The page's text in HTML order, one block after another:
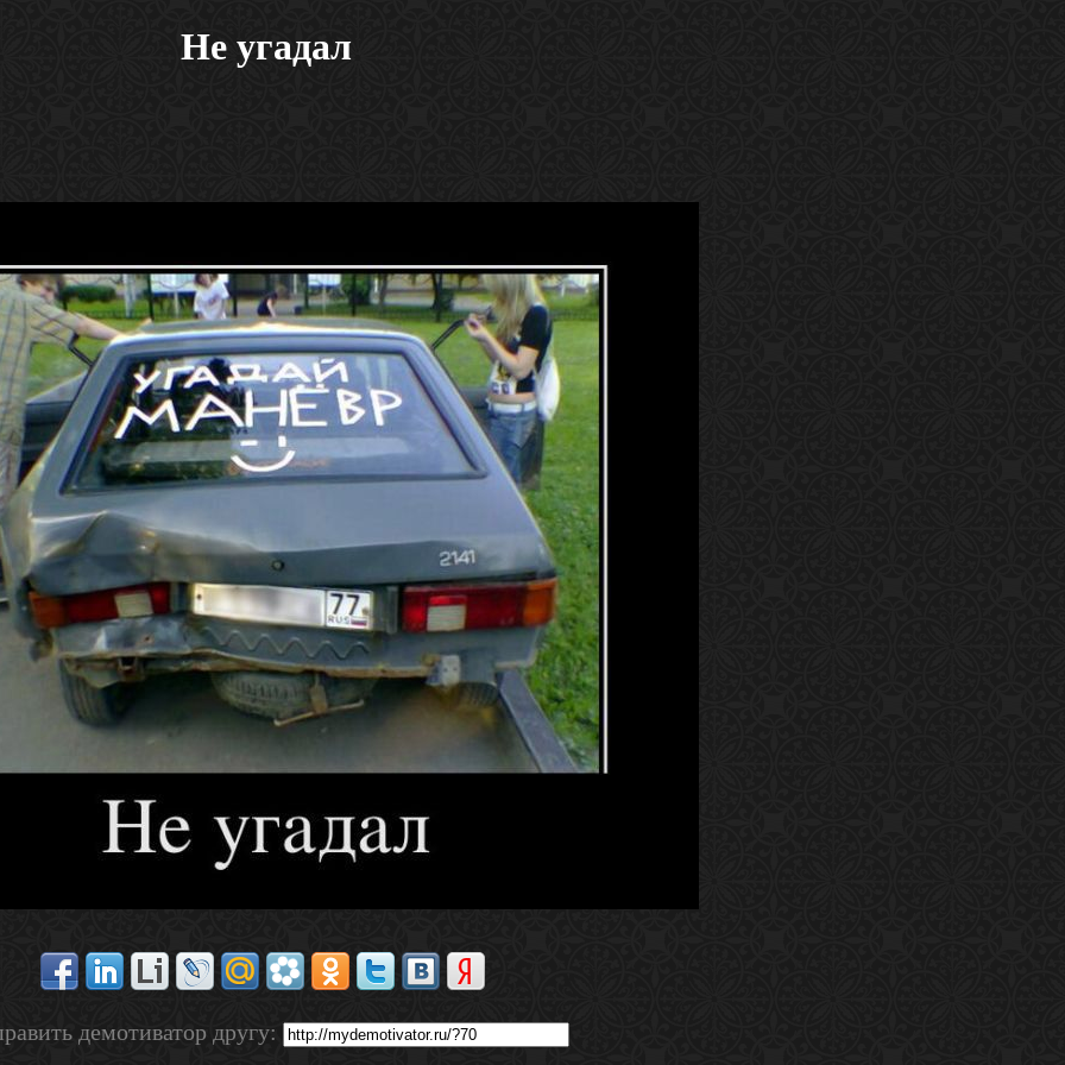
Не угадал
демотиватор другу: